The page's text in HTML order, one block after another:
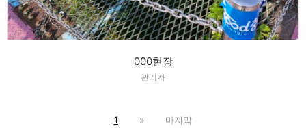
000현장
관리자
1 » 마지막